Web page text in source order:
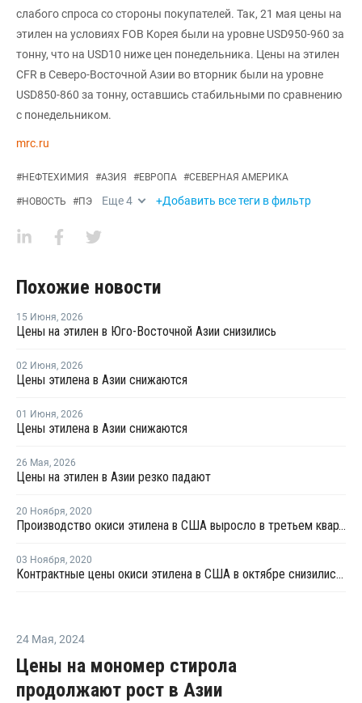
слабого спроса со стороны покупателей. Так, 21 мая цены на
этилен на условиях FOB Корея были на уровне USD950-960 за
тонну, что на USD10 ниже цен понедельника. Цены на этилен
CFR в Северо-Восточной Азии во вторник были на уровне
USD850-860 за тонну, оставшись стабильными по сравнению
с понедельником.
mrc.ru
#НЕФТЕХИМИЯ #АЗИЯ #ЕВРОПА #СЕВЕРНАЯ АМЕРИКА
#НОВОСТЬ #ПЭ Еще4 +Добавить все теги в фильтр
Похожие новости
15 Июня, 2026
Цены на этилен в Юго-Восточной Азии снизились
02 Июня, 2026
Цены этилена в Азии снижаются
01 Июня, 2026
Цены этилена в Азии снижаются
26 Мая, 2026
Цены на этилен в Азии резко падают
20 Ноября, 2020
Производство окиси этилена в США выросло в третьем квартале на 8%
03 Ноября, 2020
Контрактные цены окиси этилена в США в октябре снизились на USD13 за тонну
24 Мая, 2024
Цены на мономер стирола
продолжают рост в Азии